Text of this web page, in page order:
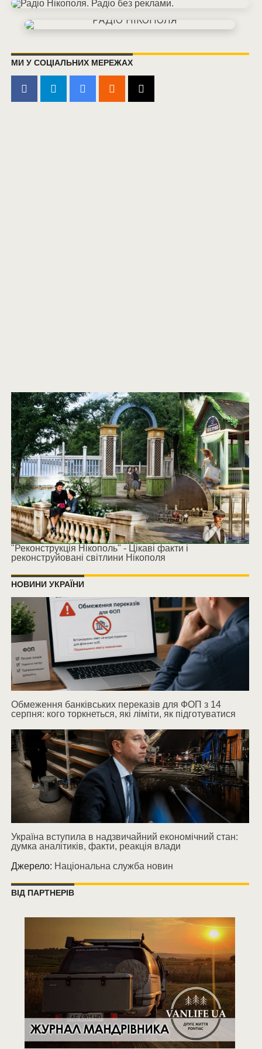
МИ У СОЦІАЛЬНИХ МЕРЕЖАХ
"Реконструкція Нікополь" - Цікаві факти і
реконструйовані світлини Нікополя
НОВИНИ УКРАЇНИ
Обмеження банківських переказів для ФОП з 14
серпня: кого торкнеться, які ліміти, як підготуватися
Україна вступила в надзвичайний економічний стан:
думка аналітиків, факти, реакція влади
Джерело: Національна служба новин
ВІД ПАРТНЕРІВ